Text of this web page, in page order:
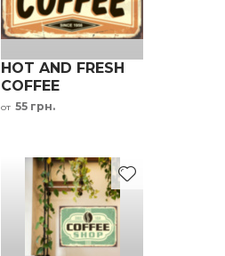
HOT AND FRESH
COFFEE
металлическая
оранжевый
от 55 грн.